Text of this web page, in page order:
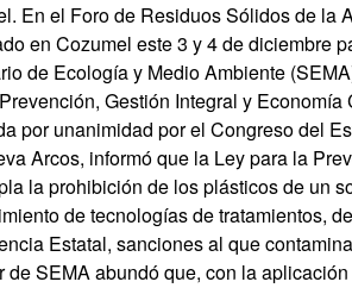
En el Foro de Residuos Sólidos de la
en Cozumel este 3 y 4 de diciembre
de Ecología y Medio Ambiente
Gestión Integral y
por unanimidad por el Congreso del
Arcos, informó que la Ley para la
la prohibición de los plásticos de un
de tecnologías de tratamientos,
Estatal, sanciones al que
de SEMA abundó que, con la